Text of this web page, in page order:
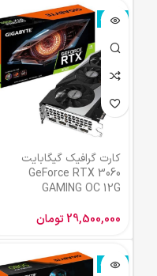
ناموجود
کارت گرافیک گیگابایت
GeForce RTX 3060
GAMING OC 12G
29,500,000تومان
ناموجود